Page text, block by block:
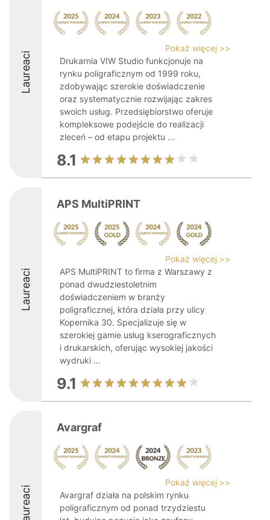
Laureaci
Pokaż więcej >>
Drukarnia VIW Studio funkcjonuje na
rynku poligraficznym od 1999 roku,
zdobywając szerokie doświadczenie
oraz systematycznie rozwijając zakres
swoich usług. Przedsiębiorstwo oferuje
kompleksowe podejście do realizacji
zleceń – od etapu projektu ...
8.1
Laureaci
APS MultiPRINT
Pokaż więcej >>
APS MultiPRINT to firma z Warszawy z
ponad dwudziestoletnim
doświadczeniem w branży
poligraficznej, która działa przy ulicy
Kopernika 30. Specjalizuje się w
szerokiej gamie usług kserograficznych
i drukarskich, oferując wysokiej jakości
wydruki ...
9.1
Laureaci
Avargraf
Pokaż więcej >>
Avargraf działa na polskim rynku
poligraficznym od ponad trzydziestu